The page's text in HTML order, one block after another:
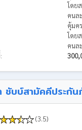
โดย
คนละ
คุ้มค
โดย
คนละ
ชับบ์สามัคคีประกัน
(3.5)